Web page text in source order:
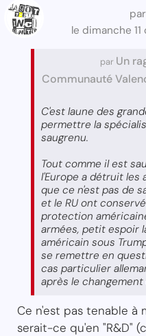
par
le dimanche
par Un
Communauté
C'est laune des
permettre la
saugrenu.
Tout comme il est
l'Europe a détruit les
que ce n'est pas de
et le RU ont
protection
armées, petit espoir
américain sous
se remettre en
cas particulier
après le
Ce n'est pas tenable à
serait-ce qu'en "R&D"